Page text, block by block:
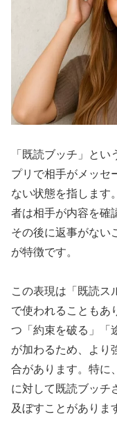
「既読ブッチ」と
プリで相手がメッセ
ない状態を指します
者は相手が内容を確
その後に返事がない
が特徴です。
この表現は「既読ス
で使われることもあ
つ「約束を破る」「
が加わるため、より
合があります。特に
に対して既読ブッチ
及ぼすことがありま